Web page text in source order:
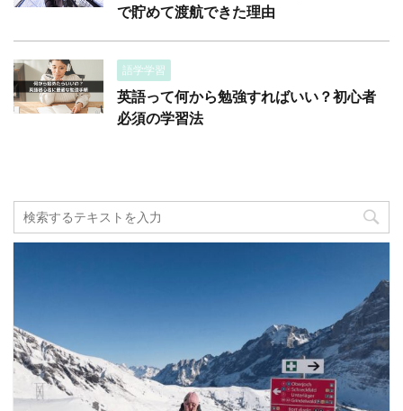
で貯めて渡航できた理由
語学学習
英語って何から勉強すればいい？初心者
必須の学習法